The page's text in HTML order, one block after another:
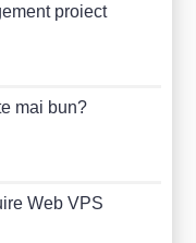
proiect
mai bun?
Web VPS